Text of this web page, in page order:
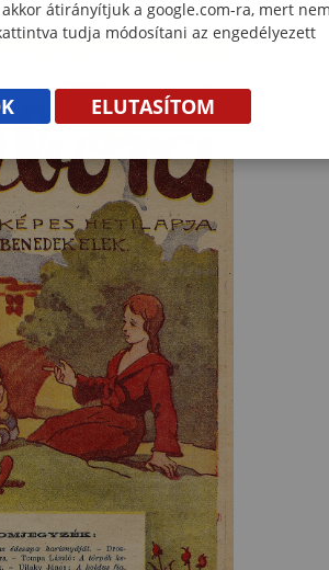
átirányítjuk a google.com-ra, mert nem
tudja módosítani az engedélyezett
ELUTASÍTOM